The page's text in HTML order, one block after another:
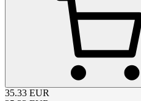
35.33 EUR